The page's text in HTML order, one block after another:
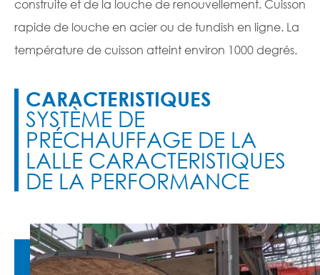
construite et de la louche de renouvellement. Cuisson
rapide de louche en acier ou de tundish en ligne. La
température de cuisson atteint environ 1000 degrés.
CARACTERISTIQUES
SYSTÈME DE
PRÉCHAUFFAGE DE LA
LALLE CARACTERISTIQUES
DE LA PERFORMANCE